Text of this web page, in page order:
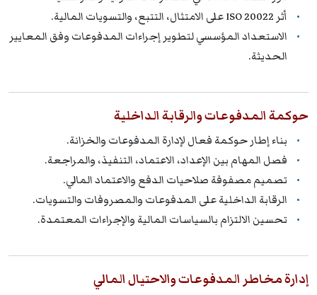
أثر ISO 20022 على الامتثال، التتبع، والتسويات المالية.
الاستعداد المؤسسي لتطوير إجراءات المدفوعات وفق المعايير
الحديثة.
حوكمة المدفوعات والرقابة الداخلية
بناء إطار حوكمة فعال لإدارة المدفوعات والخزانة.
فصل المهام بين الإعداد، الاعتماد، التنفيذ، والمراجعة.
تصميم مصفوفة صلاحيات الدفع والاعتماد المالي.
الرقابة الداخلية على المدفوعات والمصروفات والتسويات.
تحسين الالتزام بالسياسات المالية والإجراءات المعتمدة.
إدارة مخاطر المدفوعات والاحتيال المالي